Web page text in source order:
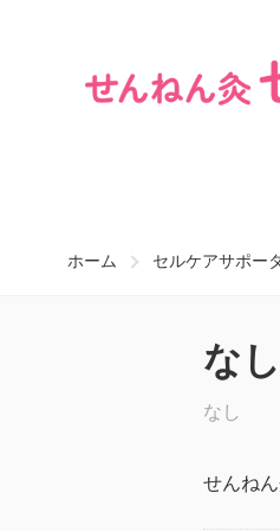
ホーム セルケアサポー
なし
なし
せんね